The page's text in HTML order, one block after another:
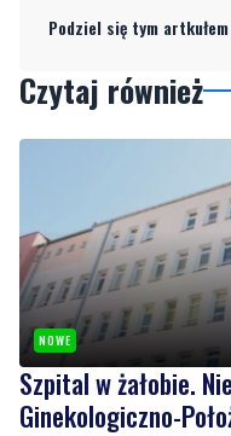
NOWE
Szpital w żałobie.
Ginekologiczno-